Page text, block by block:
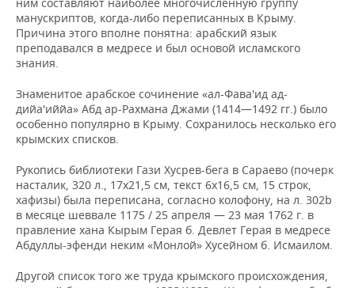
манускриптов, когда-либо переписанных в Крыму.
Причина этого вполне понятна: арабский язык
преподавался в медресе и был основой исламского
знания.
Знаменитое арабское сочинение «ал-Фава'ид ад-
дийа'иййа» Абд ар-Рахмана Джами (1414—1492 гг.) было
особенно популярно в Крыму. Сохранилось несколько его
крымских списков.
Рукопись библиотеки Гази Хусрев-бега в Сараево (почерк
насталик, 320 л., 17х21,5 см, текст 6х16,5 см, 15 строк,
хафизы) была переписана, согласно колофону, на л. 302b
в месяце шеввале 1175 / 25 апреля — 23 мая 1762 г. в
правление хана Кырым Герая б. Девлет Герая в медресе
Абдуллы-эфенди неким «Монлой» Хусейном б. Исмаилом.
Другой список того же труда крымского происхождения,